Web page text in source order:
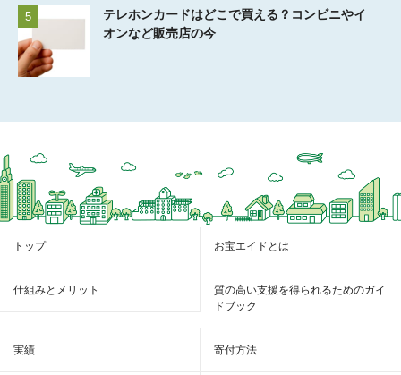
5
テレホンカードはどこで買える？コンビニやイ
オンなど販売店の今
トップ お宝エイドとは
仕組みとメリット
質の高い支援を得られるためのガイ
ドブック
実績 寄付方法